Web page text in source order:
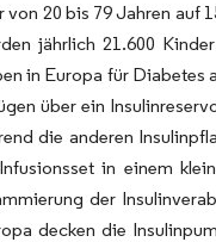
20 bis 79 Jahren auf
jährlich 21.600
in Europa für Diabetes
über ein
die anderen
in einem
der
decken die